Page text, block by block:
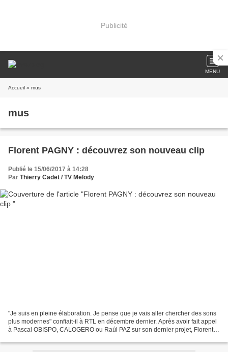
Publicité
MENU
Accueil » mus
mus
Florent PAGNY : découvrez son nouveau clip
Publié le 15/06/2017 à 14:28
Par Thierry Cadet / TV Melody
"Je suis en pleine élaboration. Je pense que je vais aller chercher des sons
plus modernes" confiait-il à RTL en décembre dernier. Après avoir fait appel
à Pascal OBISPO, CALOGERO ou Raúl PAZ sur son dernier projet, Florent